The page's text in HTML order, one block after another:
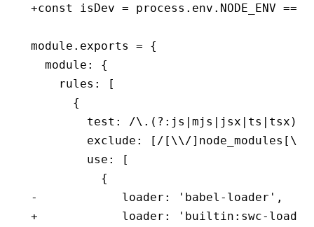
+const isDev = process.env.NODE_ENV
module.exports = {
  module: {
    rules: [
      {
test: /\.(?:js|mjs|jsx|ts|tsx)$/
exclude: [/[\\/]node_modules[\\/
        use: [
          {
-            loader: 'babel-loader',
+            loader: 'builtin:swc-